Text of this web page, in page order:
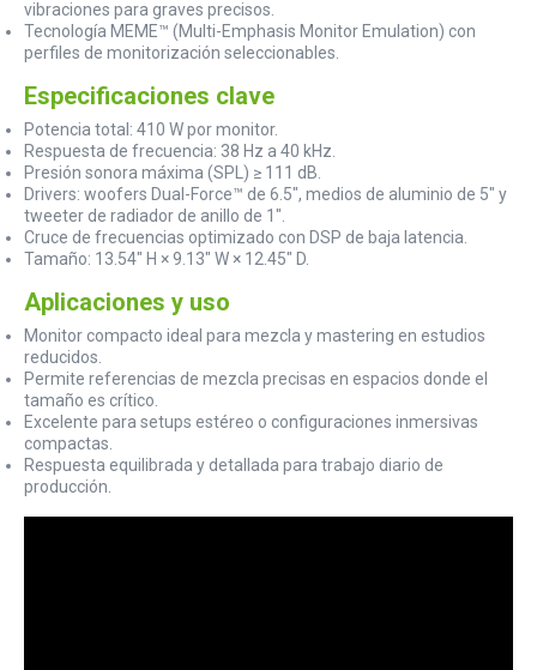
vibraciones para graves precisos.
Tecnología MEME™ (Multi-Emphasis Monitor Emulation) con
perfiles de monitorización seleccionables.
Especificaciones clave
Potencia total: 410 W por monitor.
Respuesta de frecuencia: 38 Hz a 40 kHz.
Presión sonora máxima (SPL) ≥ 111 dB.
Drivers: woofers Dual-Force™ de 6.5″, medios de aluminio de 5″ y
tweeter de radiador de anillo de 1″.
Cruce de frecuencias optimizado con DSP de baja latencia.
Tamaño: 13.54″ H × 9.13″ W × 12.45″ D.
Aplicaciones y uso
Monitor compacto ideal para mezcla y mastering en estudios
reducidos.
Permite referencias de mezcla precisas en espacios donde el
tamaño es crítico.
Excelente para setups estéreo o configuraciones inmersivas
compactas.
Respuesta equilibrada y detallada para trabajo diario de
producción.